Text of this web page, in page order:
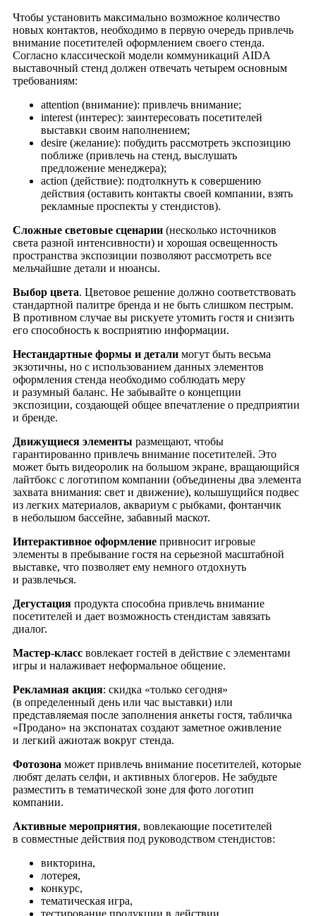
Чтобы установить максимально возможное количество
новых контактов, необходимо в первую очередь привлечь
внимание посетителей оформлением своего стенда.
Согласно классической модели коммуникаций AIDA
выставочный стенд должен отвечать четырем основным
требованиям:
attention (внимание): привлечь внимание;
interest (интерес): заинтересовать посетителей
выставки своим наполнением;
desire (желание): побудить рассмотреть экспозицию
поближе (привлечь на стенд, выслушать
предложение менеджера);
action (действие): подтолкнуть к совершению
действия (оставить контакты своей компании, взять
рекламные проспекты у стендистов).
Сложные световые сценарии (несколько источников
света разной интенсивности) и хорошая освещенность
пространства экспозиции позволяют рассмотреть все
мельчайшие детали и нюансы.
Выбор цвета. Цветовое решение должно соответствовать
стандартной палитре бренда и не быть слишком пестрым.
В противном случае вы рискуете утомить гостя и снизить
его способность к восприятию информации.
Нестандартные формы и детали могут быть весьма
экзотичны, но с использованием данных элементов
оформления стенда необходимо соблюдать меру
и разумный баланс. Не забывайте о концепции
экспозиции, создающей общее впечатление о предприятии
и бренде.
Движущиеся элементы размещают, чтобы
гарантированно привлечь внимание посетителей. Это
может быть видеоролик на большом экране, вращающийся
лайтбокс с логотипом компании (объединены два элемента
захвата внимания: свет и движение), колышущийся подвес
из легких материалов, аквариум с рыбками, фонтанчик
в небольшом бассейне, забавный маскот.
Интерактивное оформление привносит игровые
элементы в пребывание гостя на серьезной масштабной
выставке, что позволяет ему немного отдохнуть
и развлечься.
Дегустация продукта способна привлечь внимание
посетителей и дает возможность стендистам завязать
диалог.
Мастер-класс вовлекает гостей в действие с элементами
игры и налаживает неформальное общение.
Рекламная акция: скидка «только сегодня»
(в определенный день или час выставки) или
представляемая после заполнения анкеты гостя, табличка
«Продано» на экспонатах создают заметное оживление
и легкий ажиотаж вокруг стенда.
Фотозона может привлечь внимание посетителей, которые
любят делать селфи, и активных блогеров. Не забудьте
разместить в тематической зоне для фото логотип
компании.
Активные мероприятия, вовлекающие посетителей
в совместные действия под руководством стендистов:
викторина,
лотерея,
конкурс,
тематическая игра,
тестирование продукции в действии.